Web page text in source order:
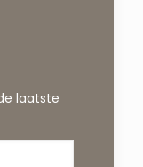
laatste